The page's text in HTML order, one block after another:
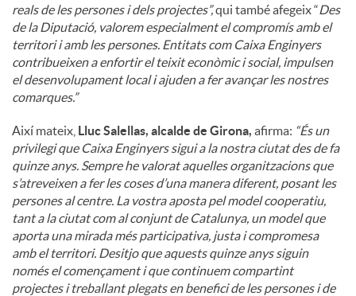
reals de les persones i dels projectes”,qui també afegeix “Des
de la Diputació, valorem especialment el compromís amb el
territori i amb les persones. Entitats com Caixa Enginyers
contribueixen a enfortir el teixit econòmic i social, impulsen
el desenvolupament local i ajuden a fer avançar les nostres
comarques.”
Així mateix, Lluc Salellas, alcalde de Girona, afirma: “És un
privilegi que Caixa Enginyers sigui a la nostra ciutat des de fa
quinze anys. Sempre he valorat aquelles organitzacions que
s’atreveixen a fer les coses d’una manera diferent, posant les
persones al centre. La vostra aposta pel model cooperatiu,
tant a la ciutat com al conjunt de Catalunya, un model que
aporta una mirada més participativa, justa i compromesa
amb el territori. Desitjo que aquests quinze anys siguin
només el començament i que continuem compartint
projectes i treballant plegats en benefici de les persones i de